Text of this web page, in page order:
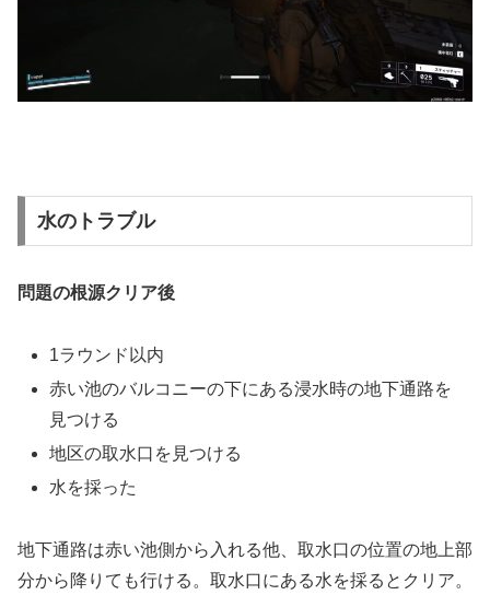
水のトラブル
問題の根源クリア後
1ラウンド以内
赤い池のバルコニーの下にある浸水時の地下通路を
見つける
地区の取水口を見つける
水を採った
地下通路は赤い池側から入れる他、取水口の位置の地上部
分から降りても行ける。取水口にある水を採るとクリア。